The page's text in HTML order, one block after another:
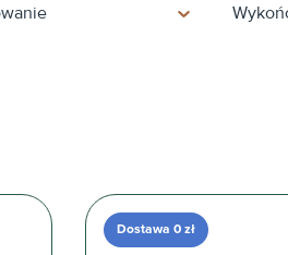
Dostawa 0 zł